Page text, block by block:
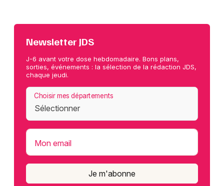
Newsletter JDS
J-6 avant votre dose hebdomadaire. Bons plans,
sorties, événements : la sélection de la rédaction JDS,
chaque jeudi.
Choisir mes départements
Mon email
Je m'abonne